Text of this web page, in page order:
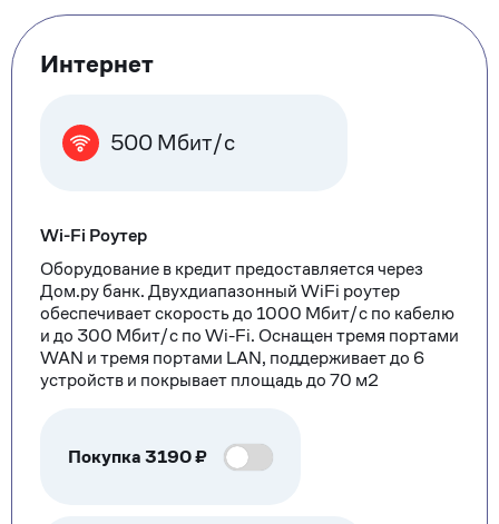
Тарифные
опции
Интернет
500 Мбит/с
Wi-Fi Роутер
Оборудование в кредит предоставляется через
Дом.ру банк. Двухдиапазонный WiFi роутер
обеспечивает скорость до 1000 Мбит/с по кабелю
и до 300 Мбит/с по Wi-Fi. Оснащен тремя портами
WAN и тремя портами LAN, поддерживает до 6
устройств и покрывает площадь до 70 м2
Покупка3190₽